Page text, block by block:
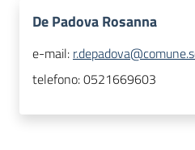
De Padova Rosanna
e-mail:
telefono:0521669603